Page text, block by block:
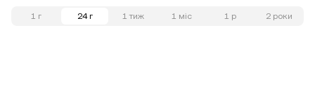
1 г 24 г 1 тиж 1 міс 1 р 2 роки